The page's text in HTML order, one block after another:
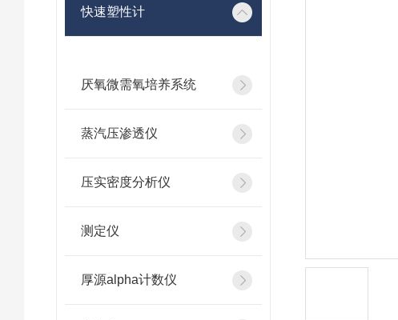
快速塑性计
厌氧微需氧培养系统
蒸汽压渗透仪
压实密度分析仪
测定仪
厚源alpha计数仪